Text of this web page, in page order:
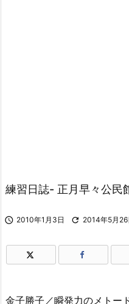
練習日誌- 正月早々公民
 2010年1月3日  2014年5月26
金子勝子／瞬発力のメト